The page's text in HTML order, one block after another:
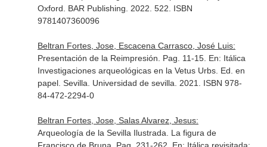
Oxford. BAR Publishing. 2022. 522. ISBN
9781407360096
Beltran Fortes, Jose, Escacena Carrasco, José Luis:
Presentación de la Reimpresión. Pag. 11-15. En: Itálica
Investigaciones arqueológicas en la Vetus Urbs. Ed. en
papel. Sevilla. Universidad de sevilla. 2021. ISBN 978-
84-472-2294-0
Beltran Fortes, Jose, Salas Alvarez, Jesus:
Arqueología de la Sevilla Ilustrada. La figura de